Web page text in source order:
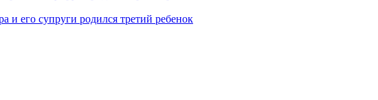
и его супруги родился третий ребенок